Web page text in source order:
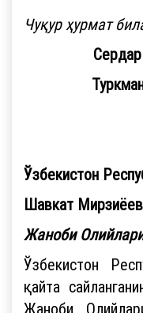
Чуқур ҳурмат
Ўзбекистон
Шавкат
Жаноби
Ўзбекистон
қайта
Жаноби